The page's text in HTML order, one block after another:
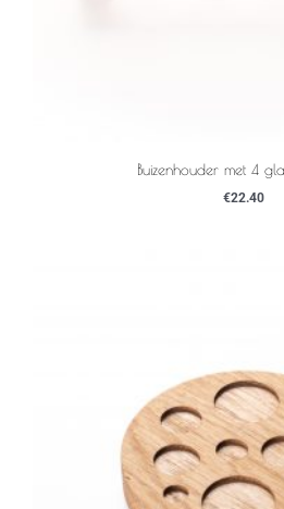
Buizenhouder met 4
€22.40